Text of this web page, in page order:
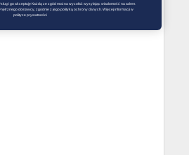
i go akceptuję Każdą ze zgód można wycofać wysyłając wiadomość na adres
dostawcy, zgodnie z jego polityką ochrony danych. Więcej informacji w
polityce prywatności